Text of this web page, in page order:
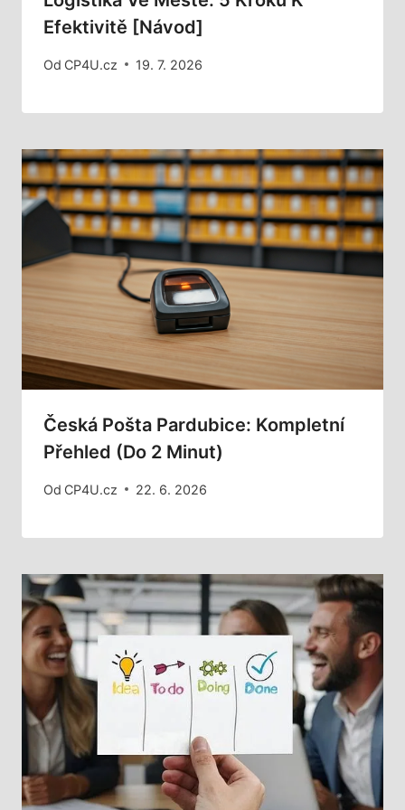
Efektivitě [Návod]
Od CP4U.cz 19. 7. 2026
Česká Pošta Pardubice: Kompletní
Přehled (do 2 Minut)
Od CP4U.cz 22. 6. 2026